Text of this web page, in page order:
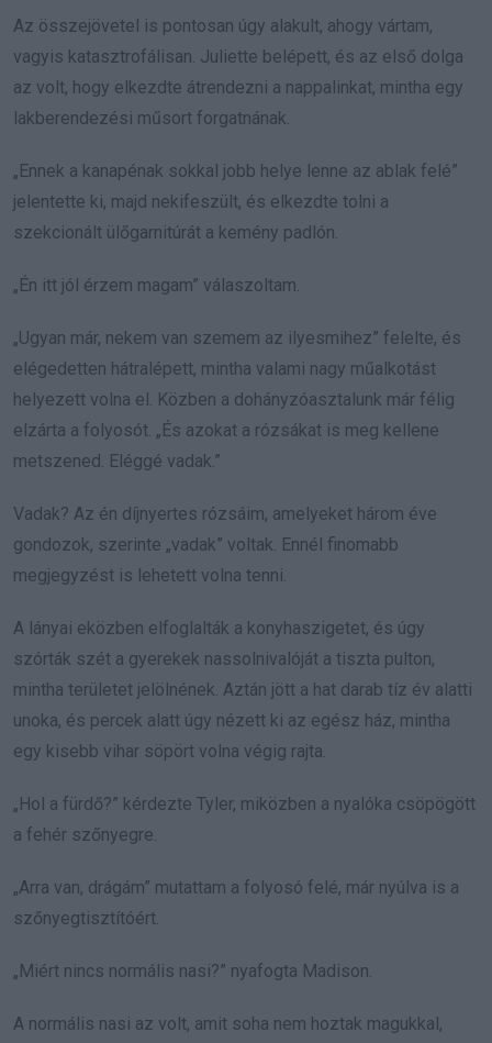
Az összejövetel is pontosan úgy alakult, ahogy vártam,
vagyis katasztrofálisan. Juliette belépett, és az első dolga
az volt, hogy elkezdte átrendezni a nappalinkat, mintha egy
lakberendezési műsort forgatnának.
„Ennek a kanapénak sokkal jobb helye lenne az ablak felé”
jelentette ki, majd nekifeszült, és elkezdte tolni a
szekcionált ülőgarnitúrát a kemény padlón.
„Én itt jól érzem magam” válaszoltam.
„Ugyan már, nekem van szemem az ilyesmihez” felelte, és
elégedetten hátralépett, mintha valami nagy műalkotást
helyezett volna el. Közben a dohányzóasztalunk már félig
elzárta a folyosót. „És azokat a rózsákat is meg kellene
metszened. Eléggé vadak.”
Vadak? Az én díjnyertes rózsáim, amelyeket három éve
gondozok, szerinte „vadak” voltak. Ennél finomabb
megjegyzést is lehetett volna tenni.
A lányai eközben elfoglalták a konyhaszigetet, és úgy
szórták szét a gyerekek nassolnivalóját a tiszta pulton,
mintha területet jelölnének. Aztán jött a hat darab tíz év alatti
unoka, és percek alatt úgy nézett ki az egész ház, mintha
egy kisebb vihar söpört volna végig rajta.
„Hol a fürdő?” kérdezte Tyler, miközben a nyalóka csöpögött
a fehér szőnyegre.
„Arra van, drágám” mutattam a folyosó felé, már nyúlva is a
szőnyegtisztítóért.
„Miért nincs normális nasi?” nyafogta Madison.
A normális nasi az volt, amit soha nem hoztak magukkal,